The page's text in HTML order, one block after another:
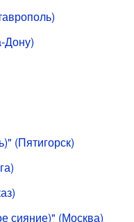
Дону)
(Пятигорск)
сияние)" (Москва)